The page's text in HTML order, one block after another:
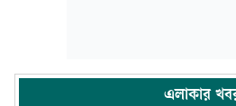
এলাকার